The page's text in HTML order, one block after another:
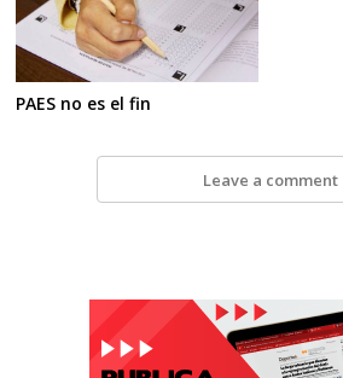
PAES no es el fin
Leave a comment